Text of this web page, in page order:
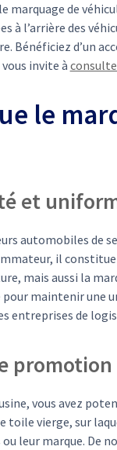
marquage de
à l’arrière des
Bénéficiez d’un
invite à
le
et
automobiles de
il
mais aussi la
maintenir une
entreprises de
promotion
vous avez
toile vierge, sur
leur marque. De